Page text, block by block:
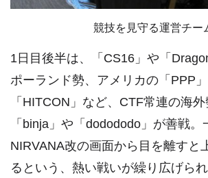
競技を見守る運営チー
1日目後半は、「CS16」や「
ポーランド勢、アメリカの「PPP
「HITCON」など、CTF常連の海
「binja」や「dodododo」が善戦。
NIRVANA改の画面から目を離すと
るという、熱い戦いが繰り広げら